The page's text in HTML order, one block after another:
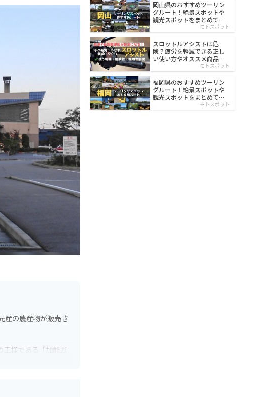
産の農産物が販売さ
王様である「加能ガ
岡山県のおすすめツーリン
グルート！絶景スポットや
観光スポットをまとめて紹
モトスポット
スロットルアシストは危
険？疲労を軽減できる正し
い使い方やオススメ商品を
モトスポット
福岡県のおすすめツーリン
グルート！絶景スポットや
観光スポットをまとめて紹
モトスポット